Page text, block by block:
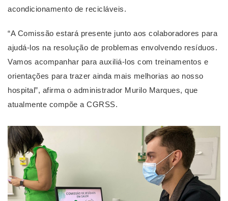
acondicionamento de recicláveis.
“A Comissão estará presente junto aos colaboradores para
ajudá-los na resolução de problemas envolvendo resíduos.
Vamos acompanhar para auxiliá-los com treinamentos e
orientações para trazer ainda mais melhorias ao nosso
hospital”, afirma o administrador Murilo Marques, que
atualmente compõe a CGRSS.